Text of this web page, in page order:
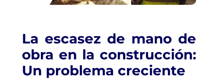
La escasez de mano de
obra en la construcción:
Un problema creciente